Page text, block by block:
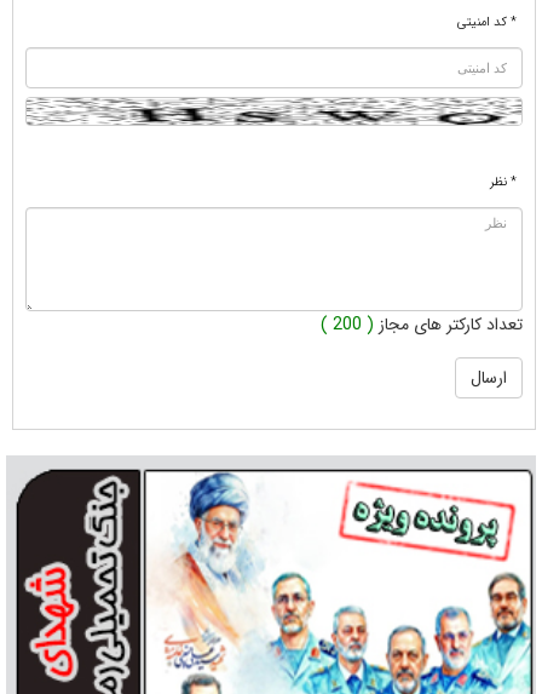
* کد امنیتی
* نظر
تعداد کارکتر های مجاز ( 200 )